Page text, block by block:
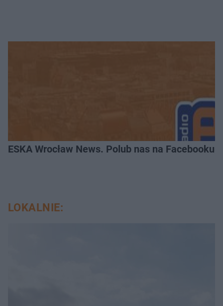
ESKA Wrocław News. Polub nas na Facebooku!
LOKALNIE: